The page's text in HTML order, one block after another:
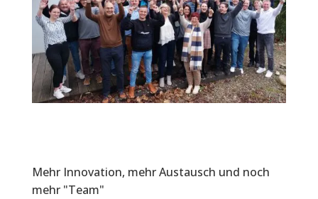
Mehr Innovation, mehr Austausch und noch
mehr "Team"